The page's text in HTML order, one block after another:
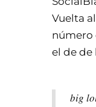
Vuelta
número
el de de
big